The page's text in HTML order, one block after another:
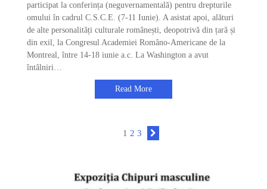
participat la conferința (neguvernamentală) pentru drepturile
omului în cadrul C.S.C.E. (7-11 Iunie). A asistat apoi, alături
de alte personalități culturale românești, deopotrivă din țară și
din exil, la Congresul Academiei Româno-Americane de la
Montreal, între 14-18 iunie a.c. La Washington a avut
întâlniri…
Read More
1 2 3